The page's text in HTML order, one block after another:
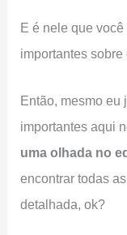
E é nele que
importantes sobre
Então, mesmo eu
importantes aqui
uma olhada no
encontrar todas
detalhada, ok?